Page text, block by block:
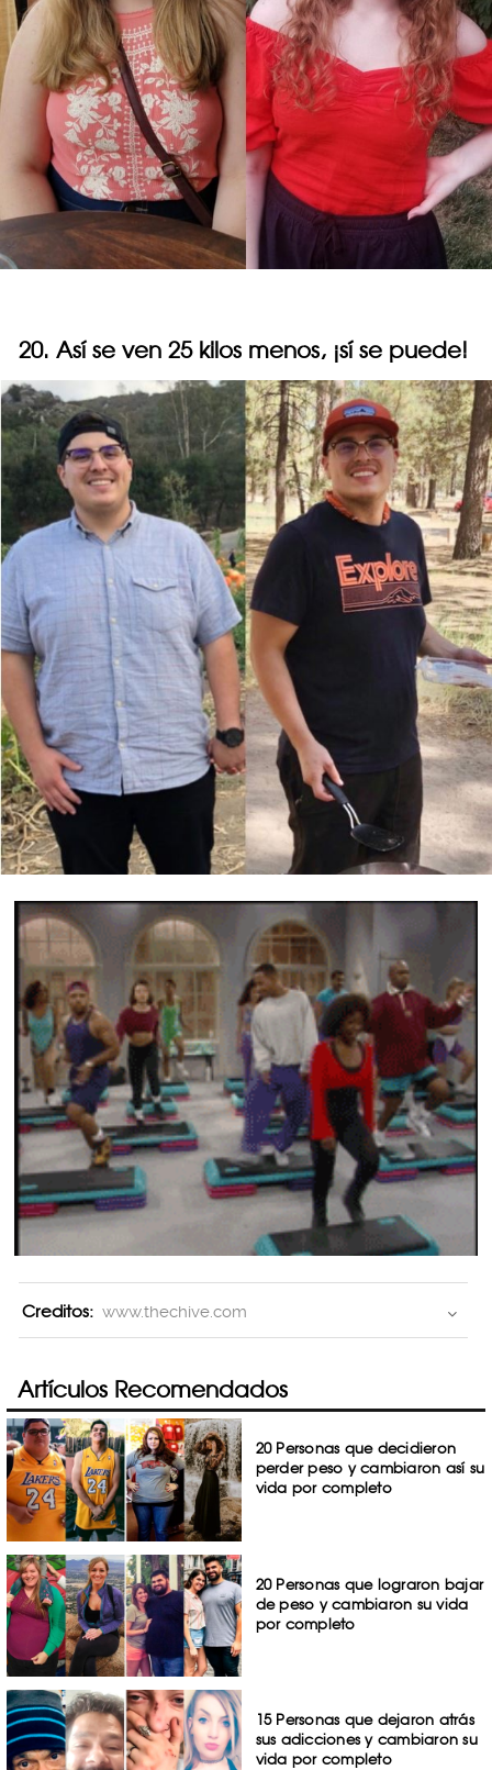
20. Así se ven 25 kilos menos, ¡sí se puede!
Creditos: www.thechive.com
Artículos Recomendados
20 Personas que decidieron
perder peso y cambiaron así su
vida por completo
20 Personas que lograron bajar
de peso y cambiaron su vida
por completo
15 Personas que dejaron atrás
sus adicciones y cambiaron su
vida por completo